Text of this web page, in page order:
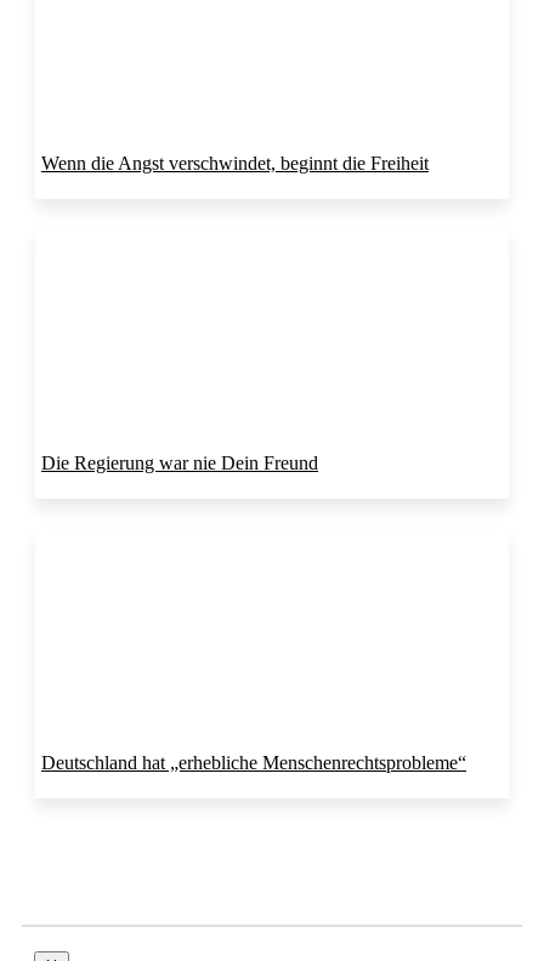
Wenn die Angst verschwindet, beginnt die Freiheit
Die Regierung war nie Dein Freund
Deutschland hat „erhebliche Menschenrechtsprobleme“